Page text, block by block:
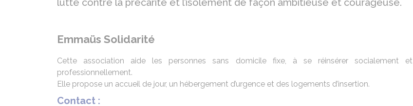
lutte contre la précarité et l’isolement de façon ambitieuse et courageuse.
Emmaüs Solidarité
Cette association aide les personnes sans domicile fixe, à se réinsérer socialement et
professionnellement.
Elle propose un accueil de jour, un hébergement d’urgence et des logements d’insertion.
Contact :